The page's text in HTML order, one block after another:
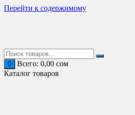
Перейти к содержимому
0 Всего: 0,00 сом
Каталог товаров